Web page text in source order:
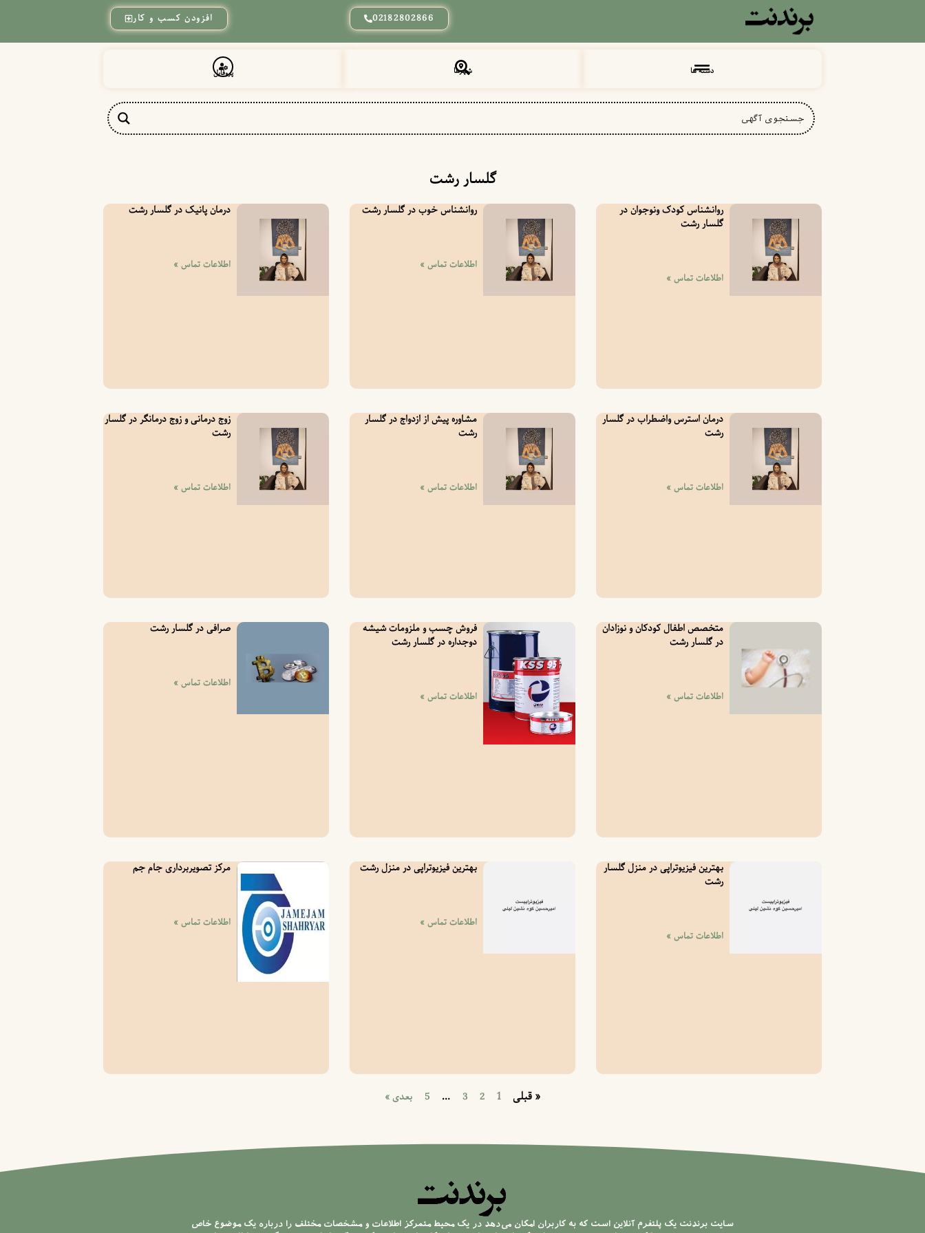
02182802866 افزودن کسب و کار
دسته ها شهرها پروفایل
گلسار رشت
روانشناس کودک ونوجوان در
گلسار رشت
اطلاعات تماس »
روانشناس خوب در گلسار رشت
اطلاعات تماس »
درمان پانیک در گلسار رشت
اطلاعات تماس »
درمان استرس واضطراب در گلسار
رشت
اطلاعات تماس »
مشاوره پیش از ازدواج در گلسار
رشت
اطلاعات تماس »
زوج درمانی و زوج درمانگر در گلسار
رشت
اطلاعات تماس »
متخصص اطفال کودکان و نوزادان
در گلسار رشت
اطلاعات تماس »
فروش چسب و ملزومات شیشه
دوجداره در گلسار رشت
اطلاعات تماس »
صرافی در گلسار رشت
اطلاعات تماس »
بهترین فیزیوتراپی در منزل گلسار
رشت
اطلاعات تماس »
بهترین فیزیوتراپی در منزل رشت
اطلاعات تماس »
مرکز تصویربرداری جام جم
اطلاعات تماس »
« قبلی 1
2
3
…
5 بعدی »
سایت برندنت یک پلتفرم آنلاین است که به کاربران امکان می‌دهد در یک محیط متمرکز اطلاعات و مشخصات مختلف را درباره یک موضوع خاص